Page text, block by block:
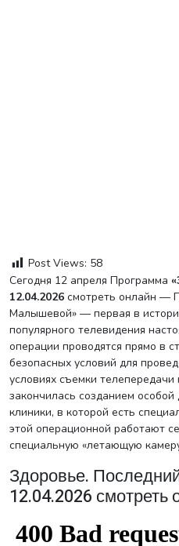
Post Views: 58
Сегодня 12 апреля Программа
12.04.2026 смотреть онлайн —
Малышевой» — первая в
популярного телевидения
операции проводятся прямо в
безопасных условий для
условиях съемки
закончилась созданием
клиники, в которой есть
этой операционной работают
специальную «летающую
Здоровье.
12.04.2026 смотреть